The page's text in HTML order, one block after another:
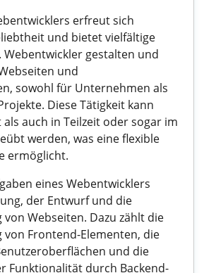
erfreut sich
und bietet vielfältige
Webentwickler gestalten und
und
sowohl für Unternehmen als
Diese Tätigkeit kann
auch in Teilzeit oder sogar im
werden, was eine flexible
ermöglicht.
eines Webentwicklers
der Entwurf und die
Webseiten. Dazu zählt die
Frontend-Elementen, die
und die
Funktionalität durch Backend-